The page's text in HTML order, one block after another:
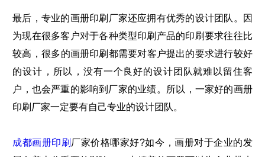
最后，专业的画册印刷厂家还应拥有优秀的设计团队。因
为现在很多客户对于各种类型印刷产品的印刷要求往往比
较高，很多的画册印刷都需要对客户提出的要求进行较好
的设计，所以，没有一个良好的设计团队就难以留住客
户，也会严重的影响到厂家的业绩。所以，一家好的画册
印刷厂家一定要有自己专业的设计团队。
成都画册印刷 厂家价格哪家好?如今，画册对于企业的发